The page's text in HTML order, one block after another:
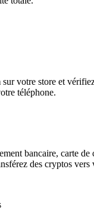
votre store et
téléphone.
bancaire, carte
des cryptos